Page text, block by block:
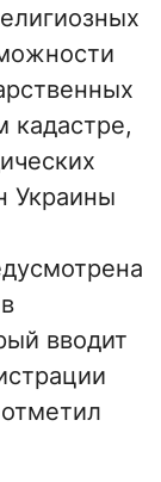
кадастре,
Украины
вводит